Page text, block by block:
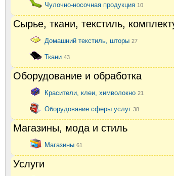
Чулочно-носочная продукция 10
Сырье, ткани, текстиль,
Домашний текстиль, шторы 27
Ткани 43
Оборудование и обработка
Красители, клеи, химволокно 21
Оборудование сферы услуг 38
Магазины, мода и стиль
Магазины 61
Услуги